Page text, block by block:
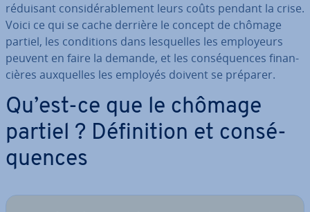
réduisant con­si­dé­ra­ble­ment leurs coûts pendant la crise.
Voici ce qui se cache derrière le concept de chômage
partiel, les con­di­tions dans les­quelles les em­ployeurs
peuvent en faire la demande, et les con­sé­quences fi­nan­
cières aux­quelles les employés doivent se préparer.
Qu’est-ce que le chômage
partiel ? Dé­fi­ni­tion et con­sé­
quences